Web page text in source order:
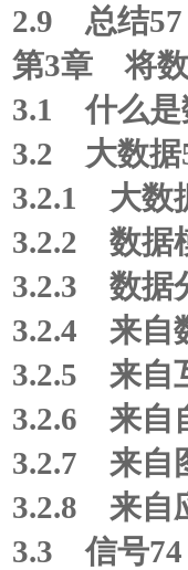
2.9 总结57
第3章 将数
3.1 什么是
3.2 大数据
3.2.1 大数
3.2.2 数据
3.2.3 数据
3.2.4 来自
3.2.5 来自
3.2.6 来自
3.2.7 来自
3.2.8 来自
3.3 信号74